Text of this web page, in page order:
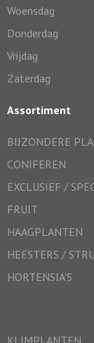
Woensdag
Donderdag
Vrijdag
Zaterdag
Assortiment
BIJZONDERE
CONIFEREN
EXCLUSIEF /
FRUIT
HAAGPLANTEN
HEESTERS /
HORTENSIA’S